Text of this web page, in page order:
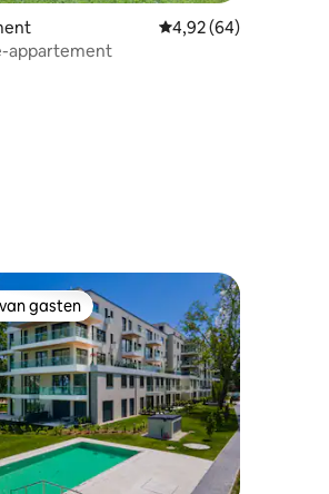
van 5 uit 5, 10 recensies
Gemiddelde
4,92 (64)
appartement
gasten
gasten